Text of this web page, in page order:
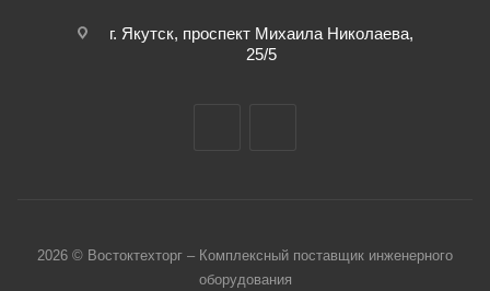
г. Якутск, проспект Михаила Николаева,
25/5
2026 © Востоктехторг – Комплексный поставщик инженерного
оборудования